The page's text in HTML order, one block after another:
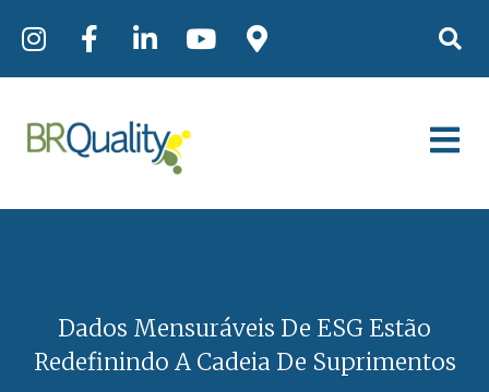
Dados Mensuráveis De ESG Estão
Redefinindo A Cadeia De Suprimentos